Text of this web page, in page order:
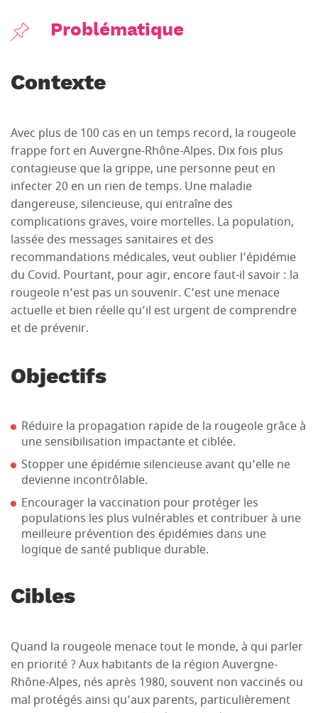
Problématique
Contexte
Avec plus de 100 cas en un temps record, la rougeole
frappe fort en Auvergne-Rhône-Alpes. Dix fois plus
contagieuse que la grippe, une personne peut en
infecter 20 en un rien de temps. Une maladie
dangereuse, silencieuse, qui entraîne des
complications graves, voire mortelles. La population,
lassée des messages sanitaires et des
recommandations médicales, veut oublier l’épidémie
du Covid. Pourtant, pour agir, encore faut-il savoir : la
rougeole n’est pas un souvenir. C’est une menace
actuelle et bien réelle qu’il est urgent de comprendre
et de prévenir.
Objectifs
Réduire la propagation rapide de la rougeole grâce à
une sensibilisation impactante et ciblée.
Stopper une épidémie silencieuse avant qu’elle ne
devienne incontrôlable.
Encourager la vaccination pour protéger les
populations les plus vulnérables et contribuer à une
meilleure prévention des épidémies dans une
logique de santé publique durable.
Cibles
Quand la rougeole menace tout le monde, à qui parler
en priorité ? Aux habitants de la région Auvergne-
Rhône-Alpes, nés après 1980, souvent non vaccinés ou
mal protégés ainsi qu’aux parents, particulièrement